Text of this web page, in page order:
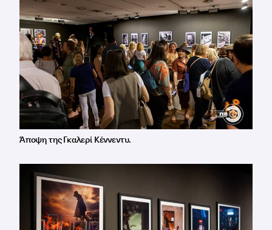
Άποψη της Γκαλερί Κέννεντυ.